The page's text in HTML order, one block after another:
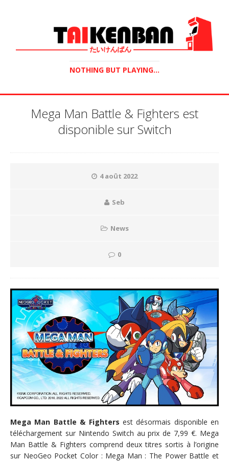
NOTHING BUT PLAYING...
Mega Man Battle & Fighters est
disponible sur Switch
4 août 2022
Seb
News
0
Mega Man Battle & Fighters est désormais disponible en
téléchargement sur Nintendo Switch au prix de 7,99 €. Mega
Man Battle & Fighters comprend deux titres sortis à l’origine
sur NeoGeo Pocket Color : Mega Man : The Power Battle et